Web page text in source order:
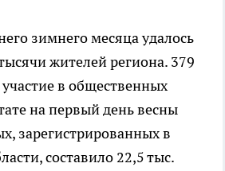
зимнего месяца удалось
жителей региона. 379
в общественных
на первый день весны
зарегистрированных в
составило 22,5 тыс.